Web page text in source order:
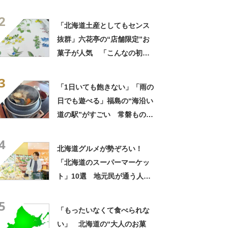
「北海道土産としてもセンス
抜群」六花亭の“店舗限定”お
菓子が人気 「こんなの初め
「1日いても飽きない」「雨の
日でも遊べる」福島の“海沿い
道の駅”がすごい 常磐ものグ
北海道グルメが勢ぞろい！
「北海道のスーパーマーケッ
ト」10選 地元民が通う人気
「もったいなくて食べられな
い」 北海道の“大人のお菓